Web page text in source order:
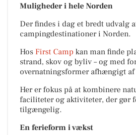
Muligheder i hele Norden
Der findes i dag et bredt udvalg
campingdestinationer i Norden.
Hos First Camp kan man finde
strand, skov og byliv – og med
overnatningsformer afhængigt af
Her er fokus på at kombinere
faciliteter og aktiviteter, der gør
tilgængelig.
En ferieform i vækst